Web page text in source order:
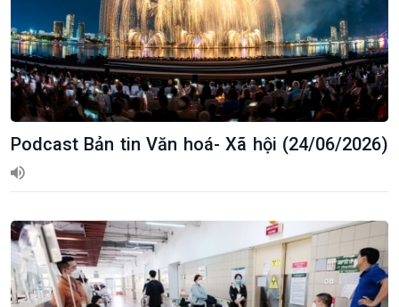
Podcast Bản tin Văn hoá- Xã hội (24/06/2026)